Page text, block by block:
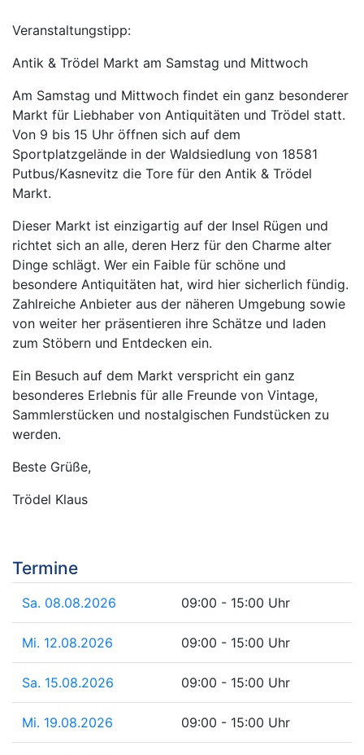
Veranstaltungstipp:
Antik & Trödel Markt am Samstag und Mittwoch
Am Samstag und Mittwoch findet ein ganz besonderer
Markt für Liebhaber von Antiquitäten und Trödel statt.
Von 9 bis 15 Uhr öffnen sich auf dem
Sportplatzgelände in der Waldsiedlung von 18581
Putbus/Kasnevitz die Tore für den Antik & Trödel
Markt.
Dieser Markt ist einzigartig auf der Insel Rügen und
richtet sich an alle, deren Herz für den Charme alter
Dinge schlägt. Wer ein Faible für schöne und
besondere Antiquitäten hat, wird hier sicherlich fündig.
Zahlreiche Anbieter aus der näheren Umgebung sowie
von weiter her präsentieren ihre Schätze und laden
zum Stöbern und Entdecken ein.
Ein Besuch auf dem Markt verspricht ein ganz
besonderes Erlebnis für alle Freunde von Vintage,
Sammlerstücken und nostalgischen Fundstücken zu
werden.
Beste Grüße,
Trödel Klaus
Termine
Sa. 08.08.2026 09:00 - 15:00 Uhr
Mi. 12.08.2026 09:00 - 15:00 Uhr
Sa. 15.08.2026 09:00 - 15:00 Uhr
Mi. 19.08.2026 09:00 - 15:00 Uhr